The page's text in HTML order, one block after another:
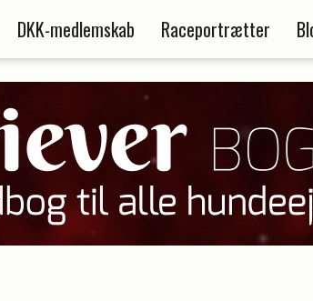
DKK-medlemskab Raceportrætter